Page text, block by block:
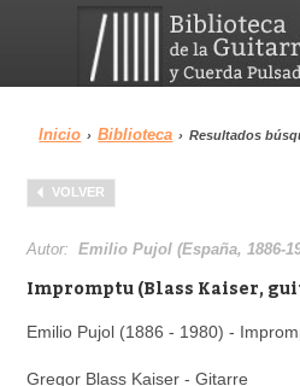
Menu
Biblioteca
Área personal
Inicio › Biblioteca › Resultados
VOLVER
Autor:Emilio Pujol (España, 1886-
Impromptu (Blass Kaiser,
Emilio Pujol (1886 - 1980) -
Gregor Blass Kaiser - Gitarre